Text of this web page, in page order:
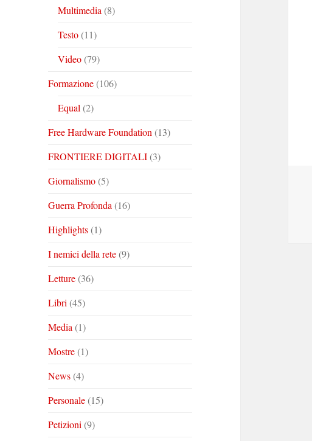
Multimedia (8)
Testo(11)
Video(79)
Formazione(106)
Equal (2)
Free Hardware Foundation (13)
FRONTIERE DIGITALI(3)
Giornalismo(5)
Guerra Profonda (16)
Highlights(1)
I nemici della rete(9)
Letture(36)
Libri (45)
Media (1)
Mostre(1)
News(4)
Personale(15)
Petizioni (9)